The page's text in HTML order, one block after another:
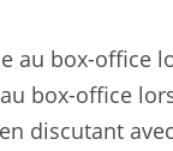
box-office